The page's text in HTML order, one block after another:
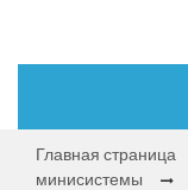
Главная страница
минисистемы